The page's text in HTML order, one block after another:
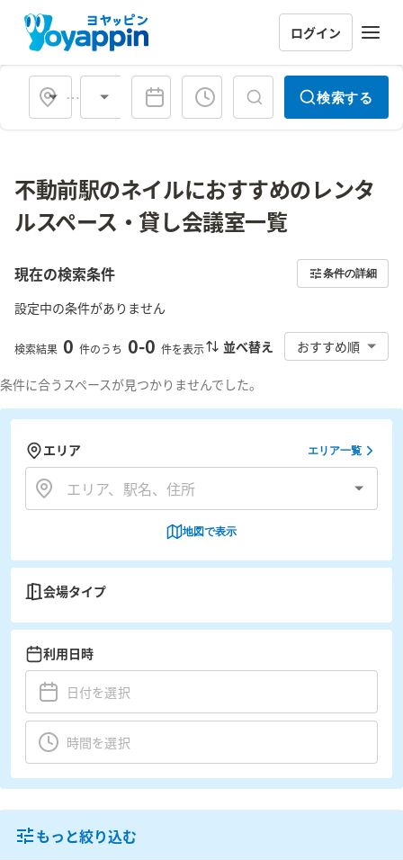
ログイン
会場タイプ 検索する
不動前駅のネイルにおすすめのレンタ
ルスペース・貸し会議室一覧
現在の検索条件 条件の詳細
設定中の条件がありません
検索結果 0 件のうち 0-0 件を表示 並べ替え おすすめ順
条件に合うスペースが見つかりませんでした。
エリア エリア一覧
地図で表示
会場タイプ
利用日時
もっと絞り込む